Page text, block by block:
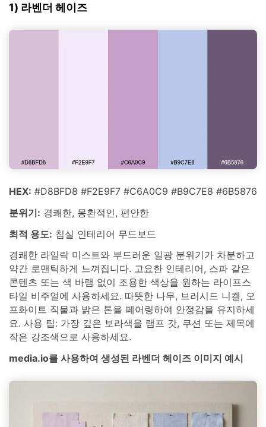
1) 라벤더 헤이즈
HEX: #D8BFD8 #F2E9F7 #C6A0C9 #B9C7E8 #6B5876
분위기: 경쾌한, 몽환적인, 편안한
최적 용도: 침실 인테리어 무드보드
경쾌한 라일락 미스트와 부드러운 일광 분위기가 차분하고
약간 로맨틱하게 느껴집니다. 고요한 인테리어, 스파 같은
콘텐츠 또는 색 바램 없이 조용한 색상을 원하는 라이프스
타일 비주얼에 사용하세요. 따뜻한 나무, 브러시드 니켈, 오
프화이트 직물과 밝은 톤을 페어링하여 안정감을 유지하세
요. 사용 팁: 가장 깊은 보라색을 램프 갓, 쿠션 또는 제목에
작은 강조색으로 사용하세요.
media.io를 사용하여 생성된 라벤더 헤이즈 이미지 예시